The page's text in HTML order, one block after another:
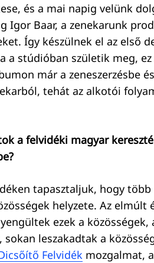
és a mai napig velünk
Igor Baar, a zenekarunk
Így készülnek el az első
a stúdióban születik meg,
már a zeneszerzésbe
tehát az alkotói
a felvidéki magyar
tapasztaljuk, hogy
helyzete. Az
ezek a
leszakadtak a
Felvidékmozgalmat,